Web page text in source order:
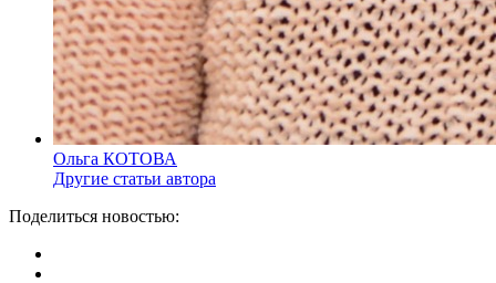
Ольга КОТОВА
Другие статьи автора
Поделиться новостью: